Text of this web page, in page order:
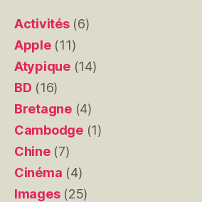
Activités(6)
Apple(11)
Atypique(14)
BD (16)
Bretagne(4)
Cambodge(1)
Chine(7)
Cinéma (4)
Images(25)